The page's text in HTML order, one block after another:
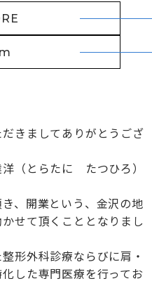
きましてありがとうござ
（とらたに たつひろ）
、開業という、金沢の地
せて頂くこととなりまし
形外科診療ならびに肩・
した専門医療を行ってお